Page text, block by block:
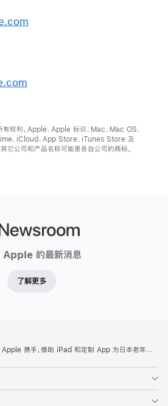
利。Apple、Apple 标识、Mac、Mac OS、
、iCloud、App Store、iTunes Store 及
它公司和产品名称可能是各自公司的商标。
Apple 的最新消息
了解更多
助 iPad 和定制 App 为日本老年人提供服务并促进他们与家人和社区之间的交流。